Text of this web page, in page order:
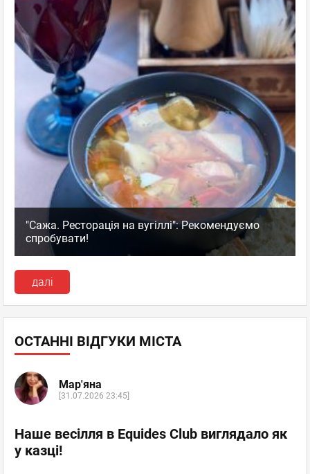
"Сажа. Ресторація на вугіллі": Рекомендуємо
спробувати!
далі
ОСТАННІ ВІДГУКИ МІСТА
Мар'яна
[31.07.2026 23:45]
Наше весілля в Equides Club виглядало як
у казці!